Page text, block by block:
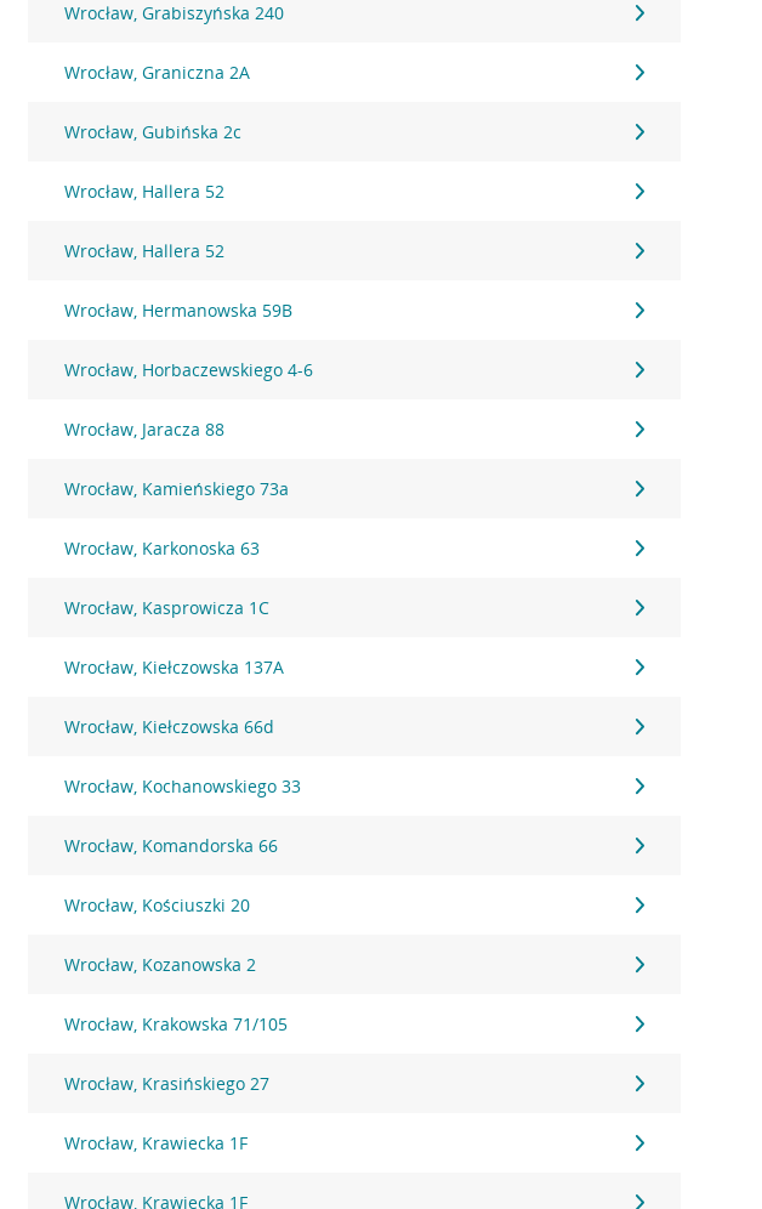
Wrocław, Grabiszyńska 240
Wrocław, Graniczna 2A
Wrocław, Gubińska 2c
Wrocław, Hallera 52
Wrocław, Hallera 52
Wrocław, Hermanowska 59B
Wrocław, Horbaczewskiego 4-6
Wrocław, Jaracza 88
Wrocław, Kamieńskiego 73a
Wrocław, Karkonoska 63
Wrocław, Kasprowicza 1C
Wrocław, Kiełczowska 137A
Wrocław, Kiełczowska 66d
Wrocław, Kochanowskiego 33
Wrocław, Komandorska 66
Wrocław, Kościuszki 20
Wrocław, Kozanowska 2
Wrocław, Krakowska 71/105
Wrocław, Krasińskiego 27
Wrocław, Krawiecka 1F
Wrocław, Krawiecka 1F